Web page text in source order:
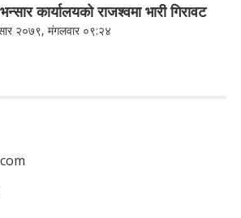
कार्यालयको राजश्वमा भारी गिरावट
२०७९, मंगलवार ०९:२४